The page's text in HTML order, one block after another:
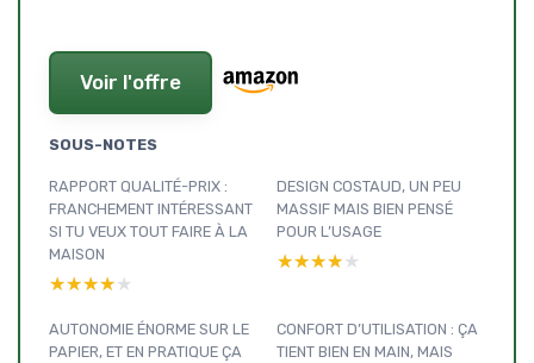
Voir l'offre
SOUS-NOTES
RAPPORT QUALITÉ-PRIX :
FRANCHEMENT INTÉRESSANT
SI TU VEUX TOUT FAIRE À LA
MAISON
★★★★★
★★★★★
DESIGN COSTAUD, UN PEU
MASSIF MAIS BIEN PENSÉ
POUR L’USAGE
★★★★★
★★★★★
AUTONOMIE ÉNORME SUR LE
PAPIER, ET EN PRATIQUE ÇA
CONFORT D’UTILISATION : ÇA
TIENT BIEN EN MAIN, MAIS